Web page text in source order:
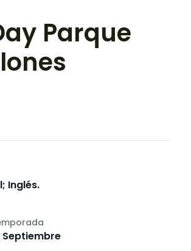
Parque
Inglés.
Septiembre